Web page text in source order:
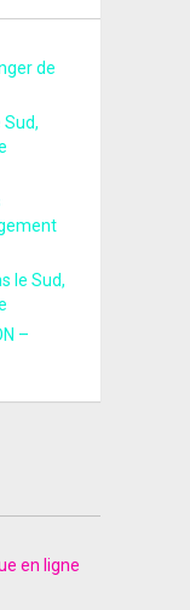
de
Sud,
le Sud,
–
en ligne